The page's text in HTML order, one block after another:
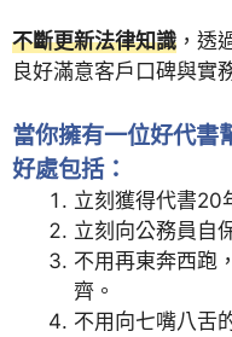
不斷更新法律知識 ，透
良好滿意客戶口碑與實
當你擁有一位好代書
好處包括：
立刻獲得代書20
立刻向公務員自
不用再東奔西跑
齊。
不用向七嘴八舌